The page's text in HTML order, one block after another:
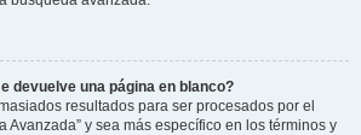
devuelve una página en blanco?
resultados para ser procesados por el
Avanzada” y sea más específico en los términos y